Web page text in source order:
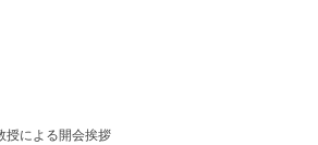
授による開会挨拶